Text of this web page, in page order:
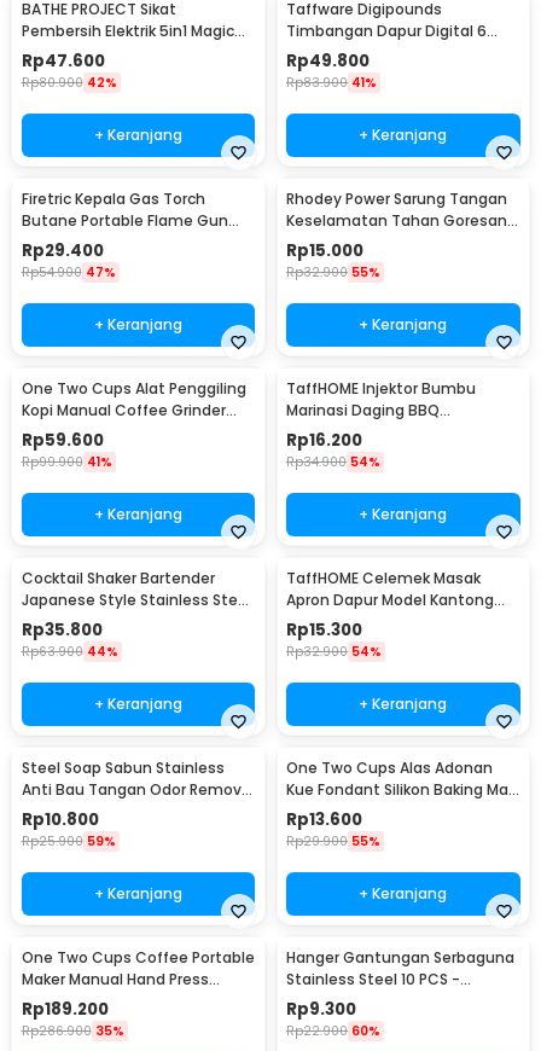
BATHE PROJECT Sikat
Pembersih Elektrik 5in1 Magic
Brush Rechargeable - WQ8110
Rp47.600
Rp80.900 42%
+ Keranjang
Taffware Digipounds
Timbangan Dapur Digital 6
Satuan 1kg 0.1g - i2000
Rp49.800
Rp83.900 41%
+ Keranjang
Firetric Kepala Gas Torch
Butane Portable Flame Gun
Adjustable - 807
Rp29.400
Rp54.900 47%
+ Keranjang
Rhodey Power Sarung Tangan
Keselamatan Tahan Goresan
Pisau - EN388
Rp15.000
Rp32.900 55%
+ Keranjang
One Two Cups Alat Penggiling
Kopi Manual Coffee Grinder
Portable - WFCG9800
Rp59.600
Rp99.900 41%
+ Keranjang
TaffHOME Injektor Bumbu
Marinasi Daging BBQ
Seasoning Injector - HC117
Rp16.200
Rp34.900 54%
+ Keranjang
Cocktail Shaker Bartender
Japanese Style Stainless Steel
200ml
Rp35.800
Rp63.900 44%
+ Keranjang
TaffHOME Celemek Masak
Apron Dapur Model Kantong
Pola Spatula - JJ41
Rp15.300
Rp32.900 54%
+ Keranjang
Steel Soap Sabun Stainless
Anti Bau Tangan Odor Remove
- HW071
Rp10.800
Rp25.900 59%
+ Keranjang
One Two Cups Alas Adonan
Kue Fondant Silikon Baking Mat
Anti Slip - JJ3873
Rp13.600
Rp29.900 55%
+ Keranjang
One Two Cups Coffee Portable
Maker Manual Hand Press
Espresso 300ml - T35066
Rp189.200
Rp286.900 35%
Hanger Gantungan Serbaguna
Stainless Steel 10 PCS -
M127105
Rp9.300
Rp22.900 60%